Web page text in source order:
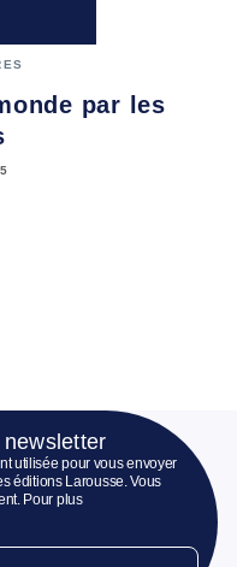
par les
utilisée pour vous envoyer
éditions Larousse. Vous
Pour plus